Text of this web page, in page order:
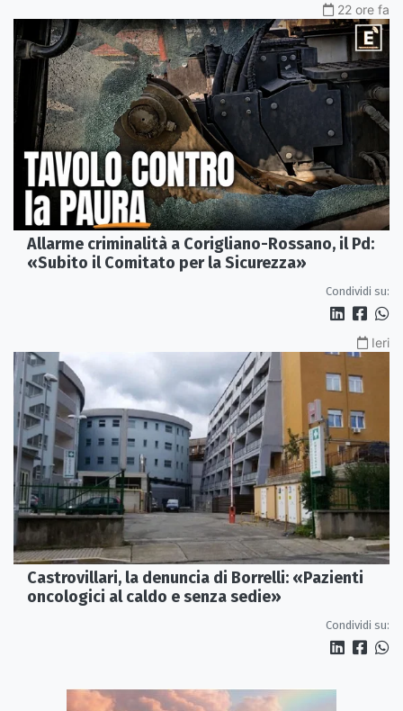
22 ore fa
Allarme criminalità a Corigliano-Rossano, il Pd:
«Subito il Comitato per la Sicurezza»
Condividi su:
Ieri
Castrovillari, la denuncia di Borrelli: «Pazienti
oncologici al caldo e senza sedie»
Condividi su: